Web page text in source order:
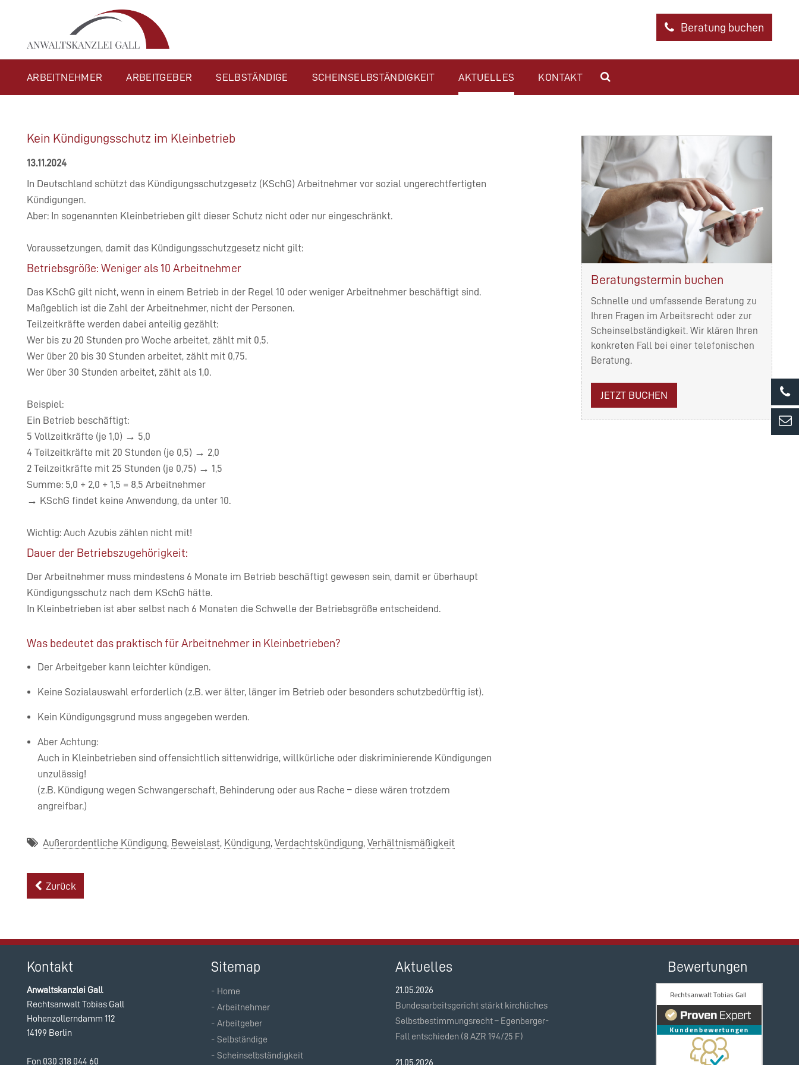
Beratung buchen
überspringen
ARBEITNEHMER ARBEITGEBER SELBSTÄNDIGE SCHEINSELBSTÄNDIGKEIT AKTUELLES KONTAKT
Kein Kündigungsschutz im Kleinbetrieb
13.11.2024
In Deutschland schützt das Kündigungsschutzgesetz (KSchG) Arbeitnehmer vor sozial ungerechtfertigten
Kündigungen.
Aber: In sogenannten Kleinbetrieben gilt dieser Schutz nicht oder nur eingeschränkt.
Voraussetzungen, damit das Kündigungsschutzgesetz nicht gilt:
Betriebsgröße: Weniger als 10 Arbeitnehmer
Das KSchG gilt nicht, wenn in einem Betrieb in der Regel 10 oder weniger Arbeitnehmer beschäftigt sind.
Maßgeblich ist die Zahl der Arbeitnehmer, nicht der Personen.
Teilzeitkräfte werden dabei anteilig gezählt:
Wer bis zu 20 Stunden pro Woche arbeitet, zählt mit 0,5.
Wer über 20 bis 30 Stunden arbeitet, zählt mit 0,75.
Wer über 30 Stunden arbeitet, zählt als 1,0.
Beispiel:
Ein Betrieb beschäftigt:
5 Vollzeitkräfte (je 1,0) → 5,0
4 Teilzeitkräfte mit 20 Stunden (je 0,5) → 2,0
2 Teilzeitkräfte mit 25 Stunden (je 0,75) → 1,5
Summe: 5,0 + 2,0 + 1,5 = 8,5 Arbeitnehmer
→ KSchG findet keine Anwendung, da unter 10.
Wichtig: Auch Azubis zählen nicht mit!
Dauer der Betriebszugehörigkeit:
Der Arbeitnehmer muss mindestens 6 Monate im Betrieb beschäftigt gewesen sein, damit er überhaupt
Kündigungsschutz nach dem KSchG hätte.
In Kleinbetrieben ist aber selbst nach 6 Monaten die Schwelle der Betriebsgröße entscheidend.
Was bedeutet das praktisch für Arbeitnehmer in Kleinbetrieben?
Der Arbeitgeber kann leichter kündigen.
Keine Sozialauswahl erforderlich (z.B. wer älter, länger im Betrieb oder besonders schutzbedürftig ist).
Kein Kündigungsgrund muss angegeben werden.
Aber Achtung:
Auch in Kleinbetrieben sind offensichtlich sittenwidrige, willkürliche oder diskriminierende Kündigungen
unzulässig!
(z.B. Kündigung wegen Schwangerschaft, Behinderung oder aus Rache – diese wären trotzdem
angreifbar.)
Außerordentliche Kündigung Beweislast Kündigung Verdachtskündigung Verhältnismäßigkeit
Zurück
Beratungstermin buchen
Schnelle und umfassende Beratung zu
Ihren Fragen im Arbeitsrecht oder zur
Scheinselbständigkeit. Wir klären Ihren
konkreten Fall bei einer telefonischen
Beratung.
JETZT BUCHEN
Kontakt
Anwaltskanzlei Gall
Rechtsanwalt Tobias Gall
Hohenzollerndamm 112
14199 Berlin
Fon 030 318 044 60
Sitemap
Navigation
überspringen
Home
Arbeitnehmer
Arbeitgeber
Selbständige
Scheinselbständigkeit
Aktuelles
21.05.2026
Bundesarbeitsgericht stärkt kirchliches
Selbstbestimmungsrecht – Egenberger-
Fall entschieden (8 AZR 194/25 F)
21.05.2026
Bewertungen